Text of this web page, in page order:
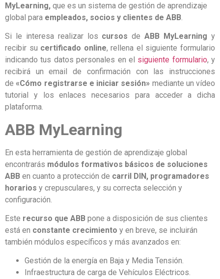
MyLearning, que es un sistema de gestión de aprendizaje
global para empleados, socios y clientes de ABB
Si le interesa realizar los cursos deABB MyLearning y
recibir su certificado online, rellena el siguiente formulario
indicando tus datos personales en el siguiente formulario, y
recibirá un email de confirmación con las instrucciones
de«Cómo registrarse e iniciar sesión» mediante un vídeo
tutorial y los enlaces necesarios para acceder a dicha
plataforma.
ABB MyLearning
En esta herramienta de gestión de aprendizaje global
encontrarás módulos formativos básicos de soluciones
ABB en cuanto a protección de carril DIN, programadores
horarios y crepusculares, y su correcta selección y
configuración.
Este recurso que ABB pone a disposición de sus clientes
está en constante crecimiento y en breve, se incluirán
también módulos específicos y más avanzados en:
Gestión de la energía en Baja y Media Tensión.
Infraestructura de carga de Vehículos Eléctricos.